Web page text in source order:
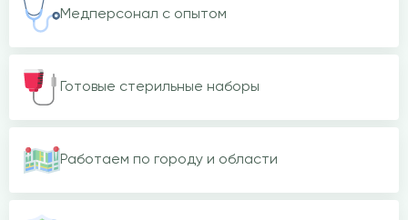
Медперсонал с опытом
Готовые стерильные наборы
Работаем по городу и области